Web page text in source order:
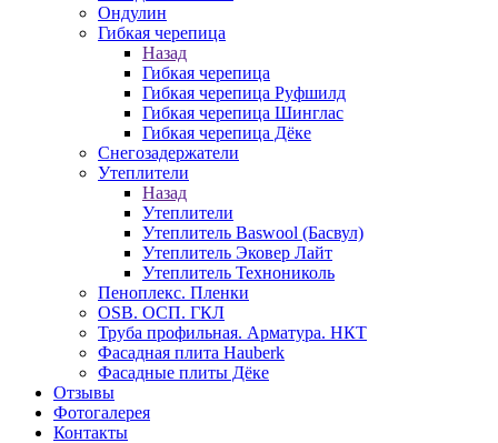
Ондулин
Гибкая черепица
Назад
Гибкая черепица
Гибкая черепица Руфшилд
Гибкая черепица Шинглас
Гибкая черепица Дёке
Снегозадержатели
Утеплители
Назад
Утеплители
Утеплитель Baswool (Басвул)
Утеплитель Эковер Лайт
Утеплитель Технониколь
Пеноплекс. Пленки
OSB. ОСП. ГКЛ
Труба профильная. Арматура. НКТ
Фасадная плита Hauberk
Фасадные плиты Дёке
Отзывы
Фотогалерея
Контакты